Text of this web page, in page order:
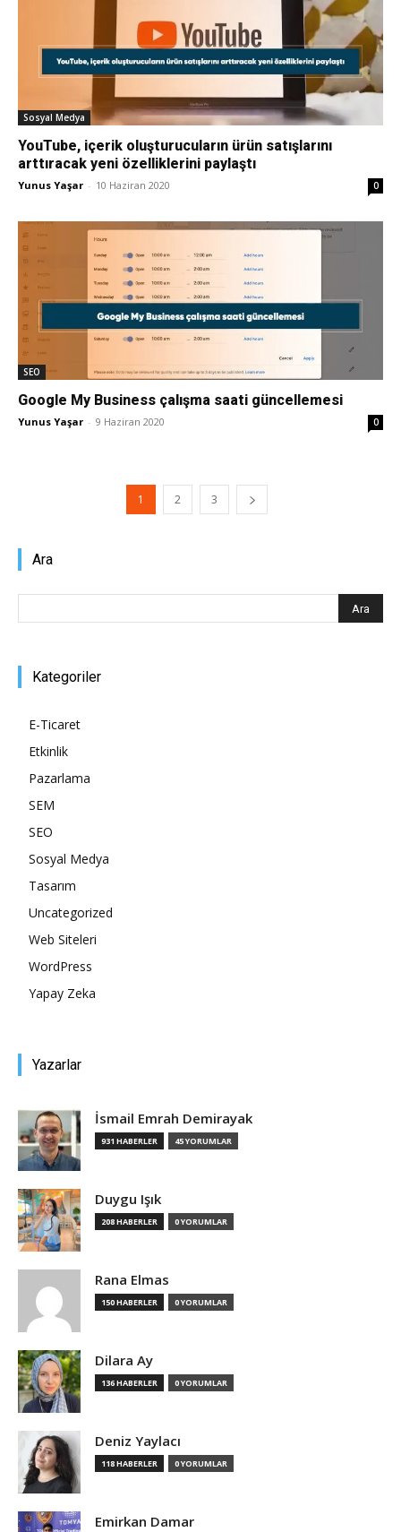
Sosyal Medya
YouTube, içerik oluşturucuların ürün satışlarını
arttıracak yeni özelliklerini paylaştı
Yunus Yaşar - 10 Haziran 2020 0
SEO
Google My Business çalışma saati güncellemesi
Yunus Yaşar - 9 Haziran 2020 0
1 2 3
Ara
Kategoriler
E-Ticaret
Etkinlik
Pazarlama
SEM
SEO
Sosyal Medya
Tasarım
Uncategorized
Web Siteleri
WordPress
Yapay Zeka
Yazarlar
İsmail Emrah Demirayak
931 HABERLER 45 YORUMLAR
Duygu Işık
208 HABERLER 0 YORUMLAR
Rana Elmas
150 HABERLER 0 YORUMLAR
Dilara Ay
136 HABERLER 0 YORUMLAR
Deniz Yaylacı
118 HABERLER 0 YORUMLAR
Emirkan Damar